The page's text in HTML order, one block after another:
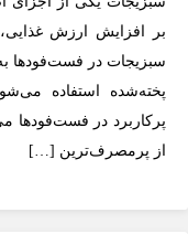
بر افزایش ارزش غذایی،
سبزیجات در فست‌فودها
پخته‌شده استفاده
از پرمصرف‌ترین […]